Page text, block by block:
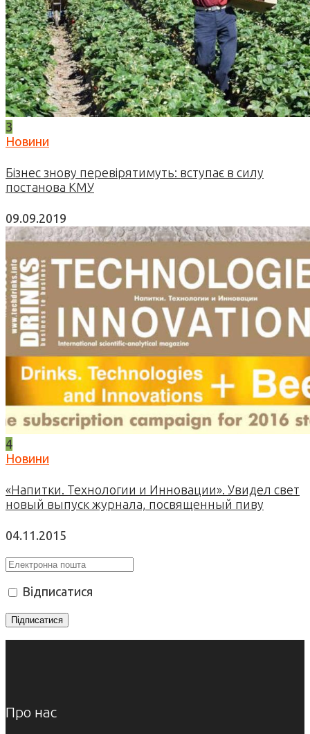
3
Новини
Бізнес знову перевірятимуть: вступає в силу
постанова КМУ
09.09.2019
4
Новини
«Напитки. Технологии и Инновации». Увидел свет
новый выпуск журнала, посвященный пиву
04.11.2015
Відписатися
Про нас